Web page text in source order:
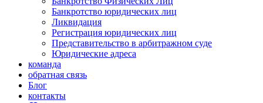
Банкротство юридических лиц
Ликвидация
Регистрация юридических лиц
Представительство в арбитражном суде
Юридические адреса
команда
обратная связь
Блог
контакты